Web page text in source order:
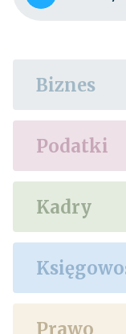
Biznes
Podatki
Kadry
Prawo